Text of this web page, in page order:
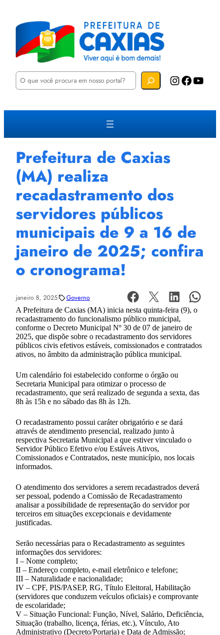
P
u
a
Instagram Facebook YouTube
Prefeitura de Caxias
(MA) realiza
recadastramento dos
servidores públicos
municipais de 9 a 16 de
janeiro de 2025; confira
o cronograma!
janeiro 8, 2025 Governo
A Prefeitura de Caxias (MA) inicia nesta quinta-feira (9), o
recadastramento do funcionalismo público municipal,
conforme o Decreto Municipal Nº 30 de 07 de janeiro de
2025, que dispõe sobre o recadastramento dos servidores
públicos civis efetivos estáveis, comissionados e contratados
ativos, no âmbito da administração pública municipal.
Um calendário foi estabelecido conforme o órgão ou
Secretaria Municipal para otimizar o processo de
recadastramento, que será realizado de segunda a sexta, das
8h às 15h e no sábado das 8h às 12h.
O recadastramento possui caráter obrigatório e se dará
através de atendimento presencial, realizado junto à
respectiva Secretaria Municipal a que estiver vinculado o
Servidor Público Efetivo e/ou Estáveis Ativos,
Comissionados e Contratados, neste município, nos locais
informados.
O atendimento dos servidores a serem recadastrados deverá
ser pessoal, podendo a Comissão de Recadastramento
analisar a possibilidade de representação do servidor por
terceiros em situações excepcionais e devidamente
justificadas.
Serão necessárias para o Recadastramento as seguintes
informações dos servidores:
I – Nome completo;
II – Endereço completo, e-mail eletrônico e telefone;
III – Naturalidade e nacionalidade;
IV – CPF, PIS/PASEP, RG, Título Eleitoral, Habilitação
(servidores que conduzem veículos oficiais) e comprovante
de escolaridade;
V – Situação Funcional: Função, Nível, Salário, Deficiência,
Situação (trabalho, licença, férias, etc.), Vínculo, Ato
Administrativo (Decreto/Portaria) e Data de Admissão;